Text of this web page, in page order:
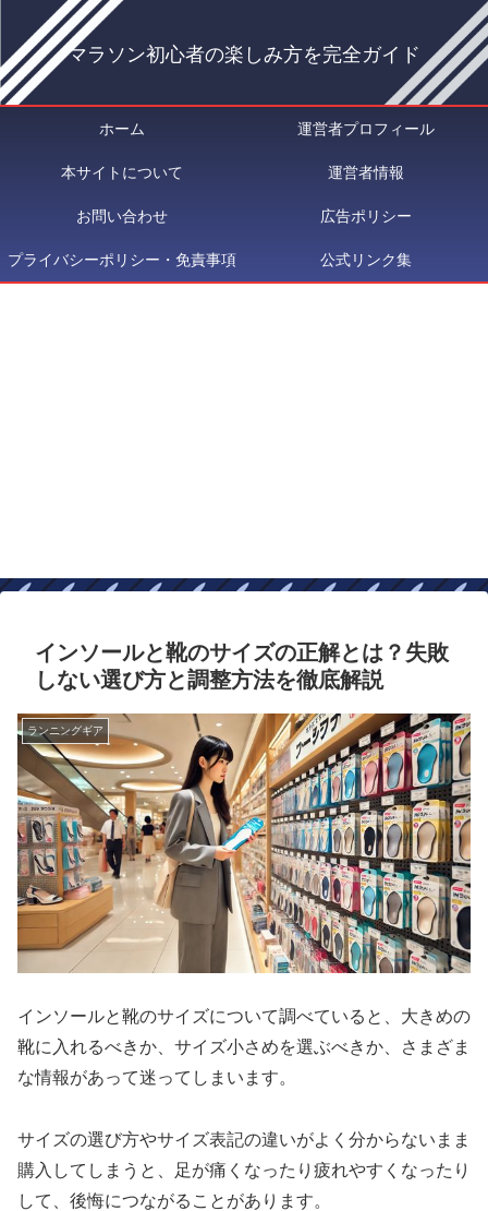
マラソン初心者の楽しみ方を完全ガイド
ホーム 運営者プロフィール
本サイトについて 運営者情報
お問い合わせ 広告ポリシー
プライバシーポリシー・免責事項 公式リンク集
インソールと靴のサイズの正解とは？失敗
しない選び方と調整方法を徹底解説
ランニングギア
インソールと靴のサイズについて調べていると、大きめの
靴に入れるべきか、サイズ小さめを選ぶべきか、さまざま
な情報があって迷ってしまいます。
サイズの選び方やサイズ表記の違いがよく分からないまま
購入してしまうと、足が痛くなったり疲れやすくなったり
して、後悔につながることがあります。